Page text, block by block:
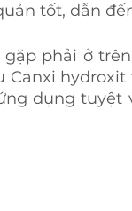
tốt, dẫn
phải ở
dụng tuyệt